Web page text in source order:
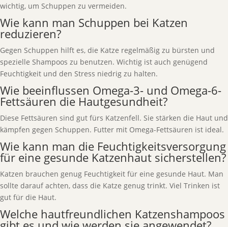
wichtig, um Schuppen zu vermeiden.
Wie kann man Schuppen bei Katzen
reduzieren?
Gegen Schuppen hilft es, die Katze regelmäßig zu bürsten und
spezielle Shampoos zu benutzen. Wichtig ist auch genügend
Feuchtigkeit und den Stress niedrig zu halten.
Wie beeinflussen Omega-3- und Omega-6-
Fettsäuren die Hautgesundheit?
Diese Fettsäuren sind gut fürs Katzenfell. Sie stärken die Haut und
kämpfen gegen Schuppen. Futter mit Omega-Fettsäuren ist ideal.
Wie kann man die Feuchtigkeitsversorgung
für eine gesunde Katzenhaut sicherstellen?
Katzen brauchen genug Feuchtigkeit für eine gesunde Haut. Man
sollte darauf achten, dass die Katze genug trinkt. Viel Trinken ist
gut für die Haut.
Welche hautfreundlichen Katzenshampoos